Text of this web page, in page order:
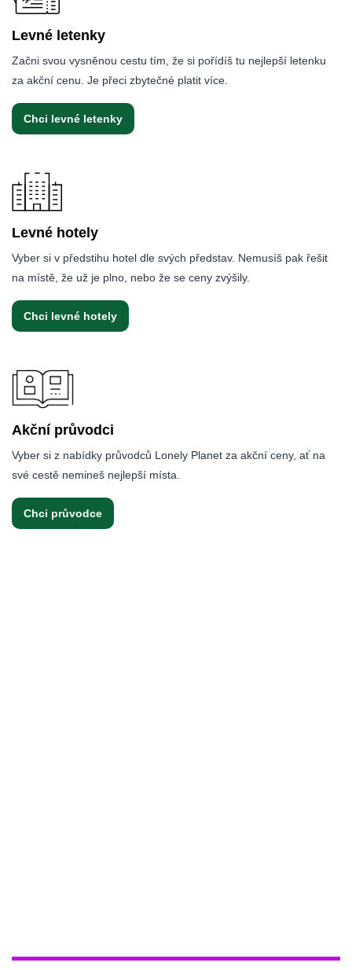
Levné letenky
Začni svou vysněnou cestu tím, že si pořídíš tu nejlepší letenku
za akční cenu. Je přeci zbytečné platit více.
Chci levné letenky
Levné hotely
Vyber si v předstihu hotel dle svých představ. Nemusíš pak řešit
na místě, že už je plno, nebo že se ceny zvýšily.
Chci levné hotely
Akční průvodci
Vyber si z nabídky průvodců Lonely Planet za akční ceny, ať na
své cestě nemineš nejlepší místa.
Chci průvodce